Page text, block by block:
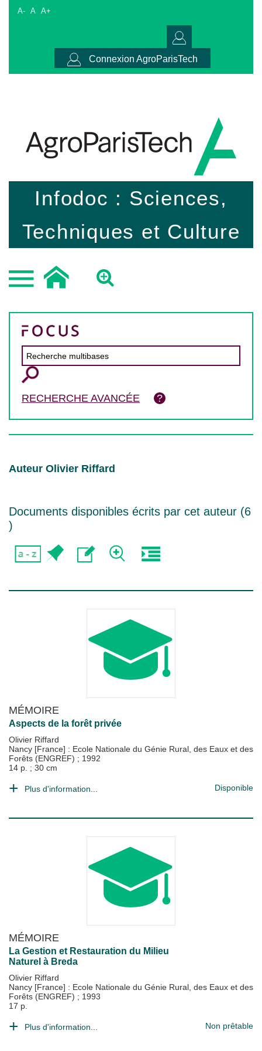
A- A A+
Connexion AgroParisTech
Infodoc : Sciences,
Techniques et Culture
RECHERCHE AVANCÉE
Auteur Olivier Riffard
Documents disponibles écrits par cet auteur (6
)
MÉMOIRE
Aspects de la forêt privée
Olivier Riffard
Nancy [France] : Ecole Nationale du Génie Rural, des Eaux et des
Forêts (ENGREF) ; 1992
14 p. ; 30 cm
Plus d'information... Disponible
MÉMOIRE
La Gestion et Restauration du Milieu
Naturel à Breda
Olivier Riffard
Nancy [France] : Ecole Nationale du Génie Rural, des Eaux et des
Forêts (ENGREF) ; 1993
17 p.
Plus d'information... Non prêtable